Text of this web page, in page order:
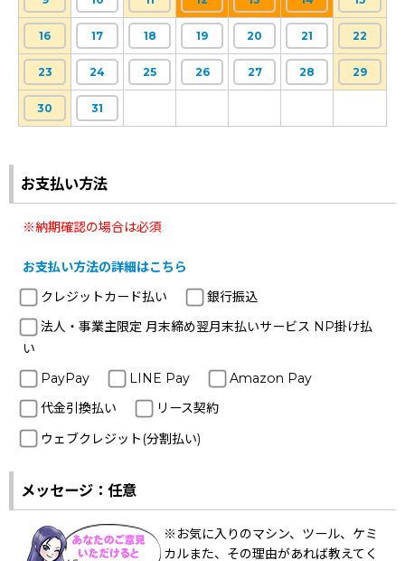
16 17 18 19 20 21 22
23 24 25 26 27 28 29
30 31
お支払い方法
※納期確認の場合は必須
お支払い方法の詳細はこちら
クレジットカード払い
銀行振込
法人・事業主限定 月末締め翌月末払いサービス NP掛け払
い
PayPay
LINE Pay
Amazon Pay
代金引換払い
リース契約
ウェブクレジット(分割払い)
メッセージ：任意
※お気に入りのマシン、ツール、ケミ
カルまた、その理由があれば教えてく